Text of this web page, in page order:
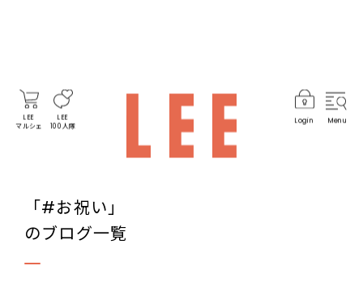
LEE
マルシェ
LEE
100人隊
Login Menu
「#お祝い」
のブログ一覧